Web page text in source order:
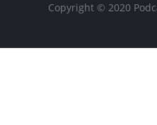
Copyright © 2020